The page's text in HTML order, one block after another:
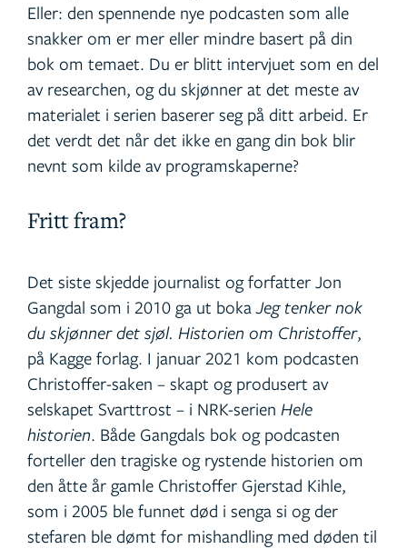
Eller: den spennende nye podcasten som alle
snakker om er mer eller mindre basert på din
bok om temaet. Du er blitt intervjuet som en del
av researchen, og du skjønner at det meste av
materialet i serien baserer seg på ditt arbeid. Er
det verdt det når det ikke en gang din bok blir
nevnt som kilde av programskaperne?
Fritt fram?
Det siste skjedde journalist og forfatter Jon
Gangdal som i 2010 ga ut bokaJeg tenker nok
du skjønner det sjøl. Historien om Christoffer,
på Kagge forlag. I januar 2021 kom podcasten
Christoffer-saken – skapt og produsert av
selskapet Svarttrost – i NRK-serien Hele
historien. Både Gangdals bok og podcasten
forteller den tragiske og rystende historien om
den åtte år gamle Christoffer Gjerstad Kihle,
som i 2005 ble funnet død i senga si og der
stefaren ble dømt for mishandling med døden til